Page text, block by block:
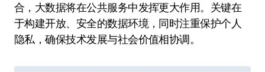
合，大数据将在公共服务中发挥更大作用。关键在
于构建开放、安全的数据环境，同时注重保护个人
隐私，确保技术发展与社会价值相协调。